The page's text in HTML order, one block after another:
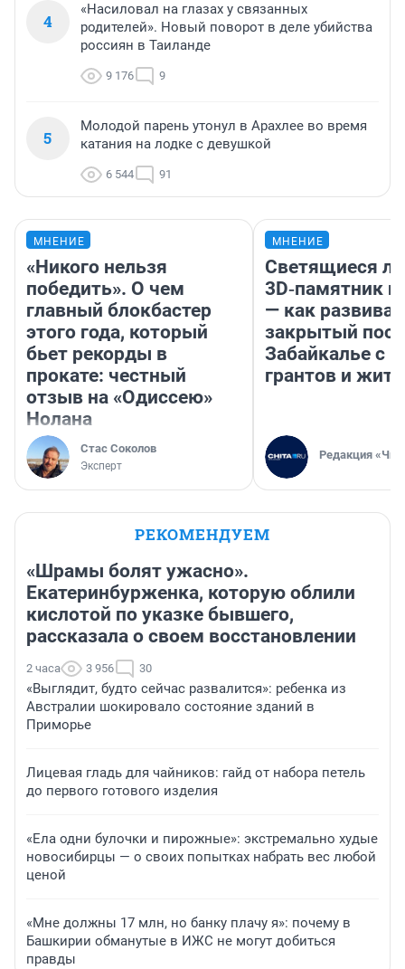
4
«Насиловал на глазах у связанных
родителей». Новый поворот в деле убийства
россиян в Таиланде
9 176 9
5
Молодой парень утонул в Арахлее во время
катания на лодке с девушкой
6 544 91
МНЕНИЕ
«Никого нельзя
победить». О чем
главный блокбастер
этого года, который
бьет рекорды в
прокате: честный
отзыв на «Одиссею»
Нолана
Стас Соколов
Эксперт
МНЕНИЕ
Светящиеся
3D‑памятник и
— как
закрытый
Забайкалье с
грантов и
Редакция
РЕКОМЕНДУЕМ
«Шрамы болят ужасно».
Екатеринбурженка, которую облили
кислотой по указке бывшего,
рассказала о своем восстановлении
2 часа 3 956 30
«Выглядит, будто сейчас развалится»: ребенка из
Австралии шокировало состояние зданий в
Приморье
Лицевая гладь для чайников: гайд от набора петель
до первого готового изделия
«Ела одни булочки и пирожные»: экстремально худые
новосибирцы — о своих попытках набрать вес любой
ценой
«Мне должны 17 млн, но банку плачу я»: почему в
Башкирии обманутые в ИЖС не могут добиться
правды